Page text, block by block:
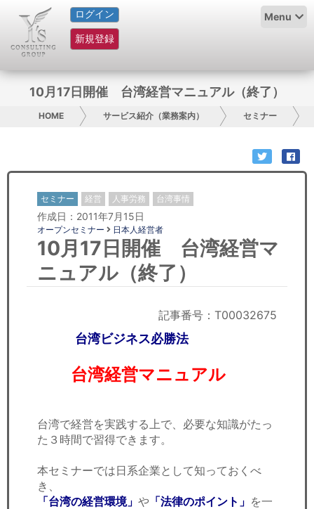
ログイン
新規登録
Menu
HOME
サービス紹介
グループ概要
日本人にPR
コンサルティング
リサーチ
ＩＴ
10月17日開催 台湾経営マニュアル（終了）
HOME サービス紹介（業務案内） セミナー
セミナー 経営 人事労務 台湾事情
作成日：2011年7月15日
オープンセミナー 日本人経営者
10月17日開催 台湾経営マ
ニュアル（終了）
記事番号：T00032675
台湾ビジネス必勝法
台湾経営マニュアル
台湾で経営を実践する上で、必要な知識がたっ
た３時間で習得できます。
本セミナーでは日系企業として知っておくべ
き、
「台湾の経営環境」 や 「法律のポイント」 を一